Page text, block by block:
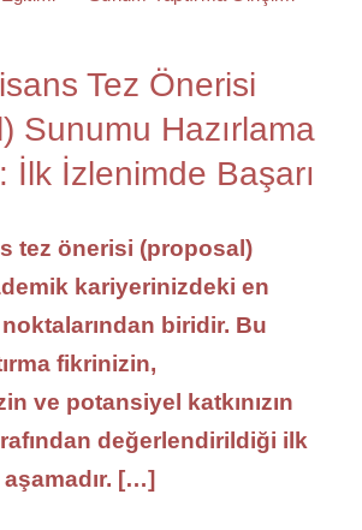
Tez Önerisi
Sunumu Hazırlama
İlk İzlenimde Başarı
tez önerisi (proposal)
kariyerinizdeki en
biridir. Bu
fikrinizin,
ve potansiyel katkınızın
değerlendirildiği ilk
[…]